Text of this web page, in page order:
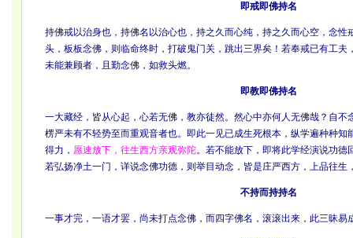
即戒即佛持名
持佛戒以治身也，持佛名以治心也，持之久而心纯，持之久而心空，念性
头，板板念佛，则临命终时，打破鬼门关，跳出三界矣！若奉戒已有工夫
未能兼顾者，且勤念佛，如救头燃。
即教即佛持名
一大藏经，皆从心起，心若无佛，教亦徒然。然心中亦何人无佛哉？自不
楞严未有不轻势至而重观音者也。即此一见已成生死根本，纵学遍种种知
得力， 愿速放下，往生西方亲观弥陀。若不能放下，即将此学经演说功德
若弘扬净土一门，详说念佛功德，则举目动念，皆是庄严西方，上品往生
不持而持持名
一事才完，一语才罢，尚未打点念佛，而四字佛名，滚滚出来，此三昧易